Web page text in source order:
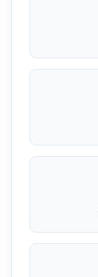
ऐसे करे
PM KCC
महिलाओं
Kotak
घर बैठे
UPI
50000